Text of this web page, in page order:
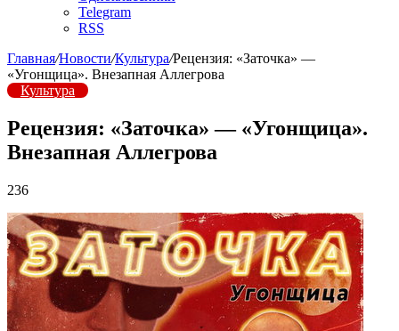
Telegram
RSS
Главная/Новости/Культура/Рецензия: «Заточка» —
«Угонщица». Внезапная Аллегрова
Культура
Рецензия: «Заточка» — «Угонщица».
Внезапная Аллегрова
236